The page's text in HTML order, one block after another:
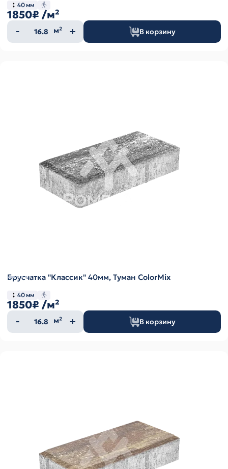
40 мм
1850₽ /м²
Количество
товара
м² В корзину
Брусчатка "Классик" 40мм, Туман ColorMix
40 мм
1850₽ /м²
Количество
товара
м² В корзину